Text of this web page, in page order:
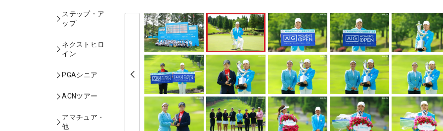
ステップ・ア
ップ
ネクストヒロ
イン
PGAシニア
ACNツアー
アマチュア・
他